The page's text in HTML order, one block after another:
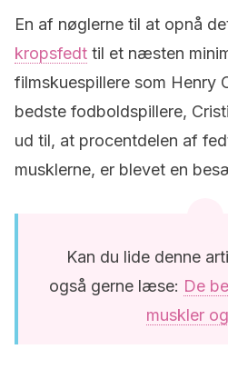
En af nøglerne til at opnå
kropsfedt til et næsten
filmskuespillere som Henry
bedste fodboldspillere,
ud til, at procentdelen af
musklerne, er blevet en
Kan du lide denne
også gerne læse: De
muskler